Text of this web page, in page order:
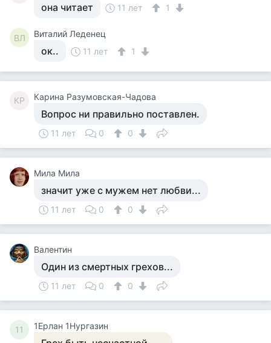
она читает 11 лет 1
ВЛ Виталий Леденец
ок.. 11 лет 1
КР Карина Разумовская-Чадова
Вопрос ни правильно поставлен.
11 лет 0 0
Мила Мила
значит уже с мужем нет любви...
11 лет 0 0
Валентин
Один из смертных грехов...
11 лет 0 0
11 1Ерлан 1Нургазин